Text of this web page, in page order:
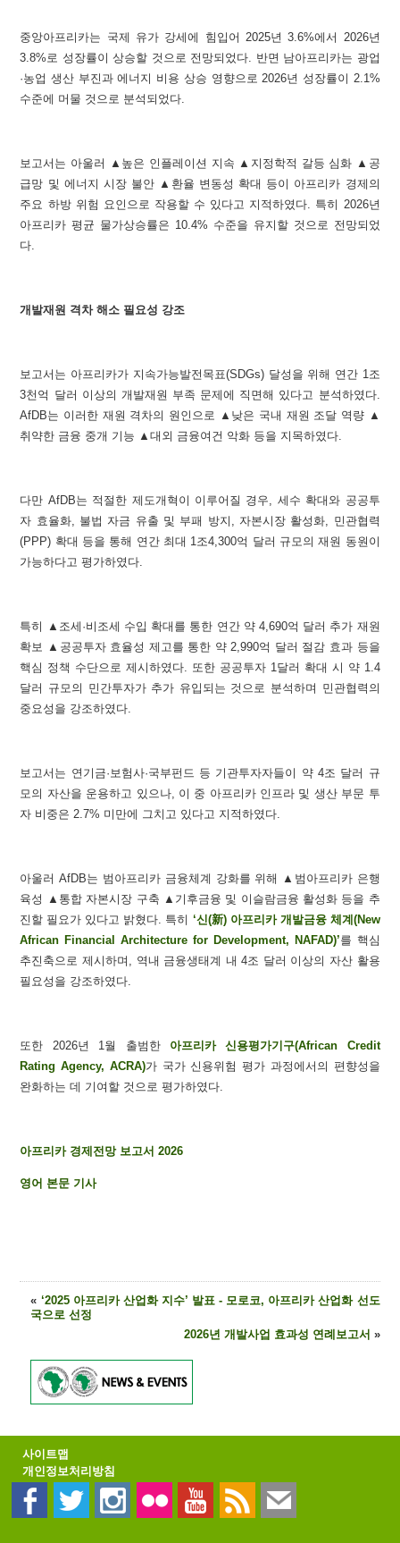
중앙아프리카는 국제 유가 강세에 힘입어 2025년 3.6%에서 2026년
3.8%로 성장률이 상승할 것으로 전망되었다. 반면 남아프리카는 광업
·농업 생산 부진과 에너지 비용 상승 영향으로 2026년 성장률이 2.1%
수준에 머물 것으로 분석되었다.
보고서는 아울러 ▲높은 인플레이션 지속 ▲지정학적 갈등 심화 ▲공
급망 및 에너지 시장 불안 ▲환율 변동성 확대 등이 아프리카 경제의
주요 하방 위험 요인으로 작용할 수 있다고 지적하였다. 특히 2026년
아프리카 평균 물가상승률은 10.4% 수준을 유지할 것으로 전망되었
다.
개발재원 격차 해소 필요성 강조
보고서는 아프리카가 지속가능발전목표(SDGs) 달성을 위해 연간 1조
3천억 달러 이상의 개발재원 부족 문제에 직면해 있다고 분석하였다.
AfDB는 이러한 재원 격차의 원인으로 ▲낮은 국내 재원 조달 역량 ▲
취약한 금융 중개 기능 ▲대외 금융여건 악화 등을 지목하였다.
다만 AfDB는 적절한 제도개혁이 이루어질 경우, 세수 확대와 공공투
자 효율화, 불법 자금 유출 및 부패 방지, 자본시장 활성화, 민관협력
(PPP) 확대 등을 통해 연간 최대 1조4,300억 달러 규모의 재원 동원이
가능하다고 평가하였다.
특히 ▲조세·비조세 수입 확대를 통한 연간 약 4,690억 달러 추가 재원
확보 ▲공공투자 효율성 제고를 통한 약 2,990억 달러 절감 효과 등을
핵심 정책 수단으로 제시하였다. 또한 공공투자 1달러 확대 시 약 1.4
달러 규모의 민간투자가 추가 유입되는 것으로 분석하며 민관협력의
중요성을 강조하였다.
보고서는 연기금·보험사·국부펀드 등 기관투자자들이 약 4조 달러 규
모의 자산을 운용하고 있으나, 이 중 아프리카 인프라 및 생산 부문 투
자 비중은 2.7% 미만에 그치고 있다고 지적하였다.
아울러 AfDB는 범아프리카 금융체계 강화를 위해 ▲범아프리카 은행
육성 ▲통합 자본시장 구축 ▲기후금융 및 이슬람금융 활성화 등을 추
진할 필요가 있다고 밝혔다. 특히 ‘신(新) 아프리카 개발금융 체계(New
African Financial Architecture for Development, NAFAD)’를 핵심
추진축으로 제시하며, 역내 금융생태계 내 4조 달러 이상의 자산 활용
필요성을 강조하였다.
또한 2026년 1월 출범한 아프리카 신용평가기구(African Credit
Rating Agency, ACRA)가 국가 신용위험 평가 과정에서의 편향성을
완화하는 데 기여할 것으로 평가하였다.
아프리카 경제전망 보고서 2026
영어 본문 기사
« ‘2025 아프리카 산업화 지수’ 발표 - 모로코, 아프리카 산업화 선도
국으로 선정
2026년 개발사업 효과성 연례보고서 »
사이트맵
개인정보처리방침